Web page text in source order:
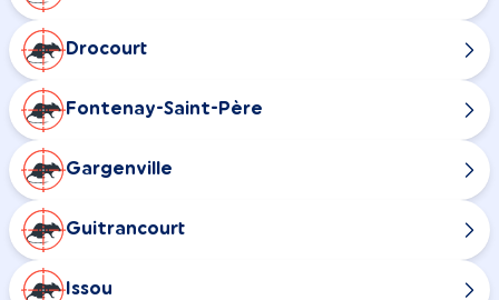
Drocourt
Fontenay-Saint-Père
Gargenville
Guitrancourt
Issou